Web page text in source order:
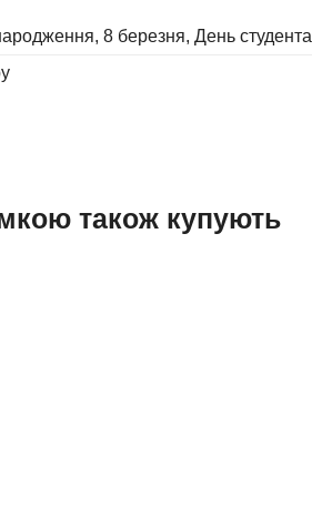
8 березня День студента
також купують